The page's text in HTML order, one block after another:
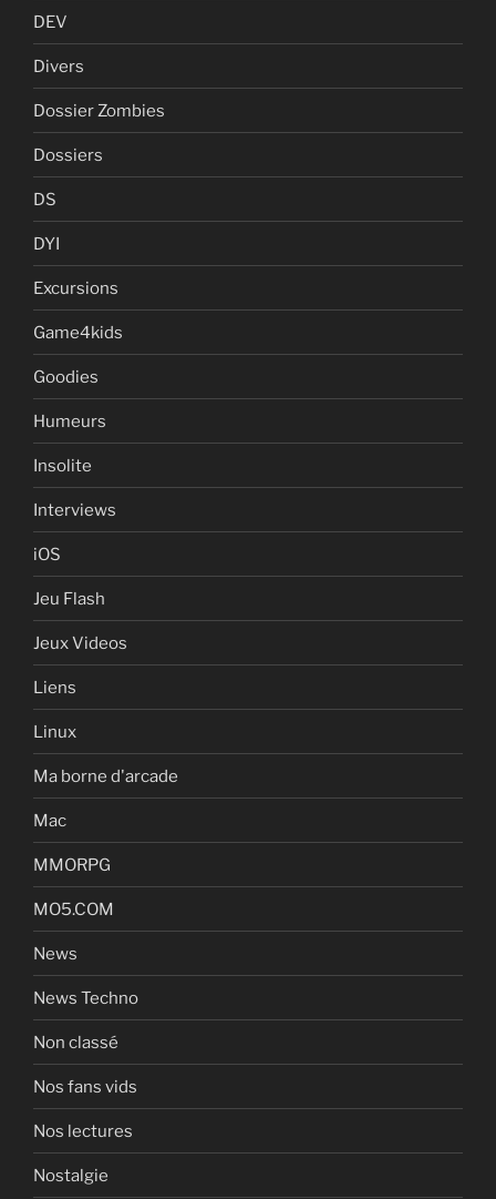
DEV
Divers
Dossier Zombies
Dossiers
DS
DYI
Excursions
Game4kids
Goodies
Humeurs
Insolite
Interviews
iOS
Jeu Flash
Jeux Videos
Liens
Linux
Ma borne d'arcade
Mac
MMORPG
MO5.COM
News
News Techno
Non classé
Nos fans vids
Nos lectures
Nostalgie